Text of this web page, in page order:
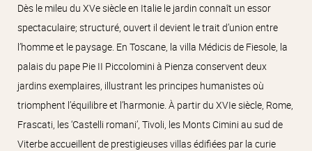
Dès le mileu du XVe siècle en Italie le jardin connaît un essor
spectaculaire; structuré, ouvert il devient le trait d’union entre
l’homme et le paysage. En Toscane, la villa Médicis de Fiesole, la
palais du pape Pie II Piccolomini à Pienza conservent deux
jardins exemplaires, illustrant les principes humanistes où
triomphent l’équilibre et l’harmonie. À partir du XVIe siècle, Rome,
Frascati, les ‘Castelli romani’, Tivoli, les Monts Cimini au sud de
Viterbe accueillent de prestigieuses villas édifiées par la curie